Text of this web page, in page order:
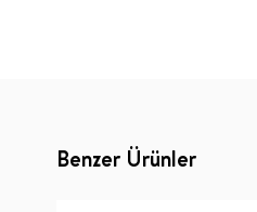
Benzer Ürünler